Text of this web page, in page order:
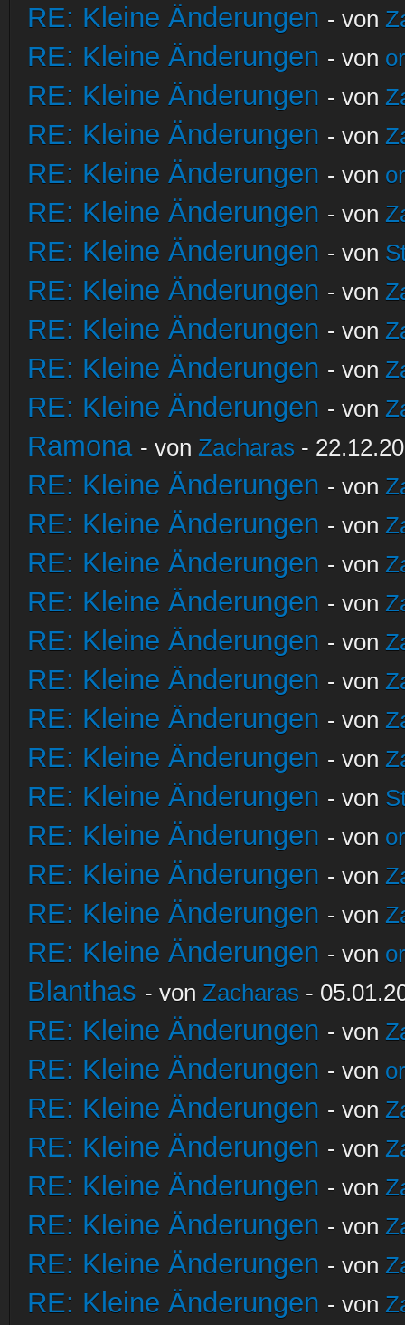
RE: Kleine Änderungen - von
RE: Kleine Änderungen - von
RE: Kleine Änderungen - von
RE: Kleine Änderungen - von
RE: Kleine Änderungen - von
RE: Kleine Änderungen - von
RE: Kleine Änderungen - von
RE: Kleine Änderungen - von
RE: Kleine Änderungen - von
RE: Kleine Änderungen - von
RE: Kleine Änderungen - von
Ramona - von Zacharas -
RE: Kleine Änderungen - von
RE: Kleine Änderungen - von
RE: Kleine Änderungen - von
RE: Kleine Änderungen - von
RE: Kleine Änderungen - von
RE: Kleine Änderungen - von
RE: Kleine Änderungen - von
RE: Kleine Änderungen - von
RE: Kleine Änderungen - von
RE: Kleine Änderungen - von
RE: Kleine Änderungen - von
RE: Kleine Änderungen - von
RE: Kleine Änderungen - von
Blanthas - von Zacharas -
RE: Kleine Änderungen - von
RE: Kleine Änderungen - von
RE: Kleine Änderungen - von
RE: Kleine Änderungen - von
RE: Kleine Änderungen - von
RE: Kleine Änderungen - von
RE: Kleine Änderungen - von
RE: Kleine Änderungen - von